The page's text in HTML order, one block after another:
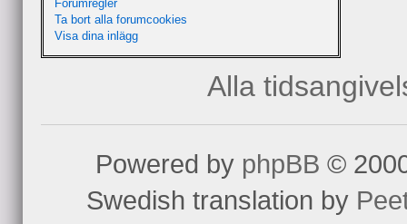
Forumregler
Ta bort alla forumcookies
Visa dina inlägg
Alla
Powered by phpBB ©
Swedish translation by